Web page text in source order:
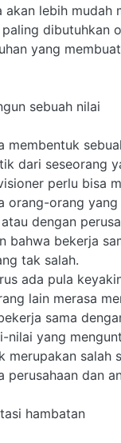
akan lebih mudah
dibutuhkan
yang
sebuah nilai
membentuk
dari seseorang
perlu bisa
orang-orang
dengan
bahwa bekerja
tak salah.
ada pula
lain merasa
sama
nilai yang
merupakan salah
perusahaan dan
hambatan